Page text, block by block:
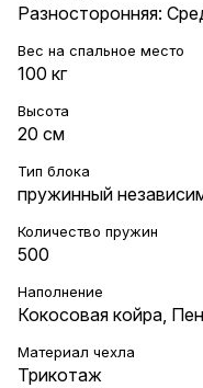
Разносторонняя:
Вес на cпальное место
100 кг
Высота
20 см
Тип блока
пружинный
Количество пружин
500
Наполнение
Кокосовая койра
Материал чехла
Трикотаж